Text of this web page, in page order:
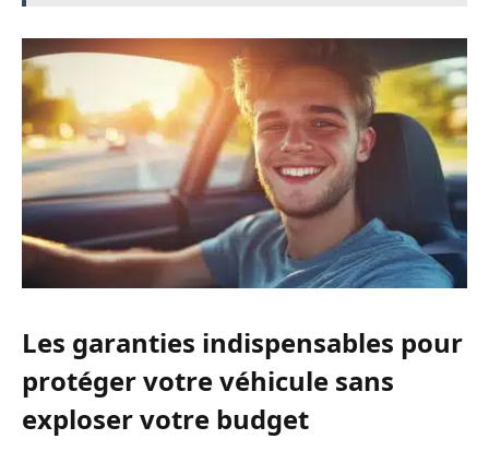
Les garanties indispensables pour
protéger votre véhicule sans
exploser votre budget